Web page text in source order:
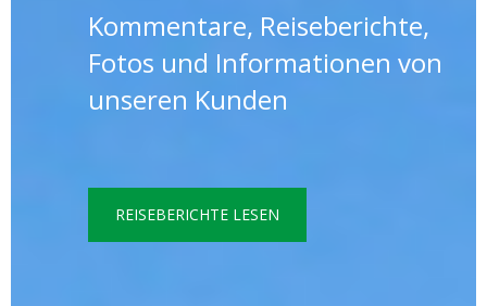
Kommentare, Reiseberichte,
Fotos und Informationen von
unseren Kunden
REISEBERICHTE LESEN